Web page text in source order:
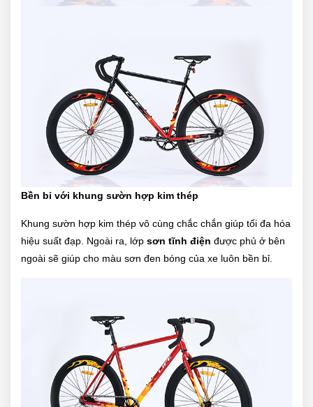
Bền bỉ với khung sườn hợp kim thép
Khung sườn hợp kim thép vô cùng chắc chắn giúp tối đa hóa
hiệu suất đạp. Ngoài ra, lớp sơn tĩnh điện được phủ ở bên
ngoài sẽ giúp cho màu sơn đen bóng của xe luôn bền bỉ.